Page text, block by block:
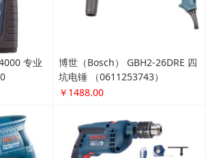
专业
博世（Bosch） GBH2-26DRE 四
坑电锤 （0611253743）
￥1488.00